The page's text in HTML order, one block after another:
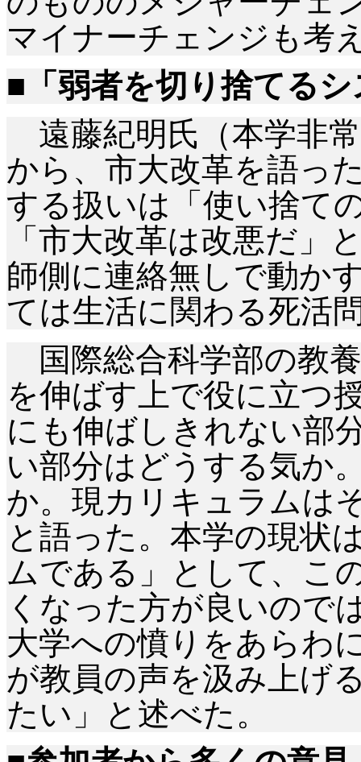
マイナーチェンジも考
■「弱者を切り捨てる
遠藤紀明氏（本学非
から、市大改革を語っ
する扱いは「使い捨て
「市大改革は改悪だ」
師側に連絡無しで動か
ては生活に関わる死活
国際総合科学部の教
を伸ばす上で役に立つ
にも伸ばしきれない部
い部分はどうする気か
か。現カリキュラムは
と語った。本学の現状
ムである」として、こ
くなった方が良いので
大学への憤りをあらわ
が教員の声を汲み上げ
たい」と述べた。